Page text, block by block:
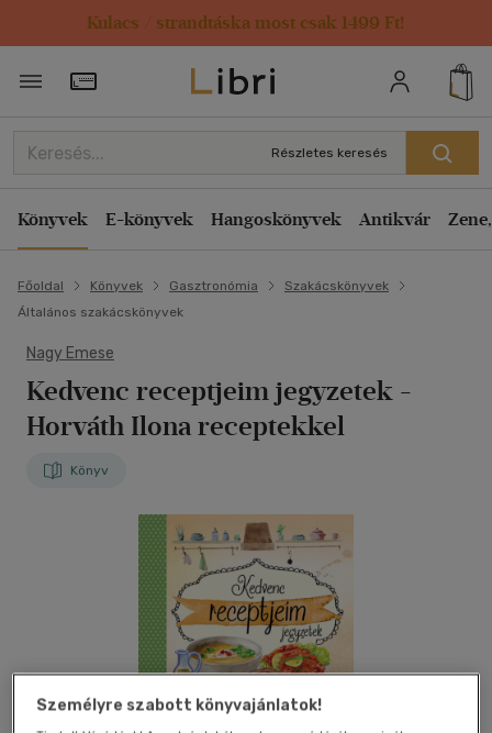
Kulacs / strandtáska most csak 1499 Ft!
Törzsvásárlói Kártya adatai
Részletes keresés
Könyvek E-könyvek Hangoskönyvek Antikvár
Főoldal Könyvek Gasztronómia
Szakácskönyvek
Általános szakácskönyvek
Nagy Emese
Kedvenc receptjeim jegyzetek -
Horváth Ilona receptekkel
Könyv
Személyre szabott könyvajánlatok!